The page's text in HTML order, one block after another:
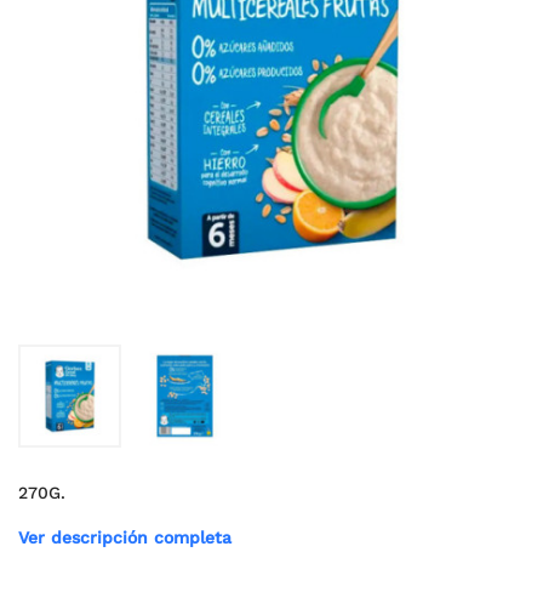
270G.
Ver descripción completa